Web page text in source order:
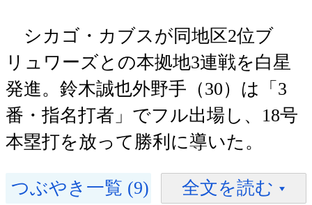
シカゴ・カブスが同地区2位ブ
リュワーズとの本拠地3連戦を白星
発進。鈴木誠也外野手（30）は「3
番・指名打者」でフル出場し、18号
本塁打を放って勝利に導いた。
つぶやき一覧 (9) 全文を読む